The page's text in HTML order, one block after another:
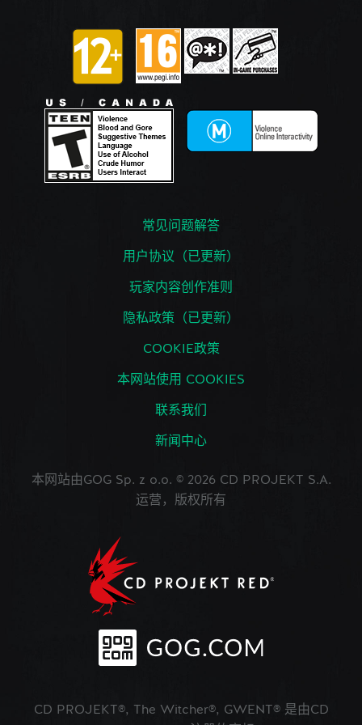
常见问题解答
用户协议（已更新）
玩家内容创作准则
隐私政策（已更新）
COOKIE政策
本网站使用 COOKIES
联系我们
新闻中心
本网站由GOG Sp. z o.o. © 2026 CD PROJEKT S.A.
运营，版权所有
CD PROJEKT®, The Witcher®, GWENT® 是由CD